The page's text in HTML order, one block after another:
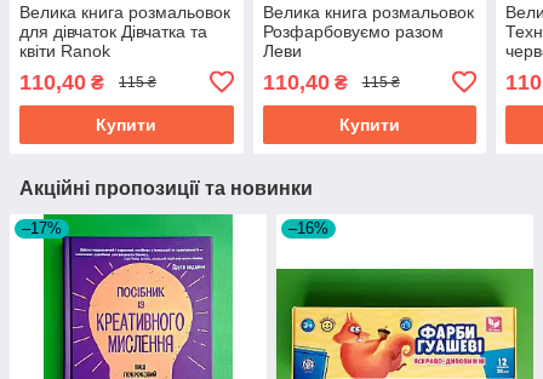
Велика книга розмальовок
для дівчаток Дівчатка та
квіти Ranok
110,40 ₴ 115 ₴
Купити
Велика книга розмальовок
Розфарбовуємо разом
Леви
110,40₴ 115 ₴
Купити
Акційні пропозиції та новинки
–17% –16%